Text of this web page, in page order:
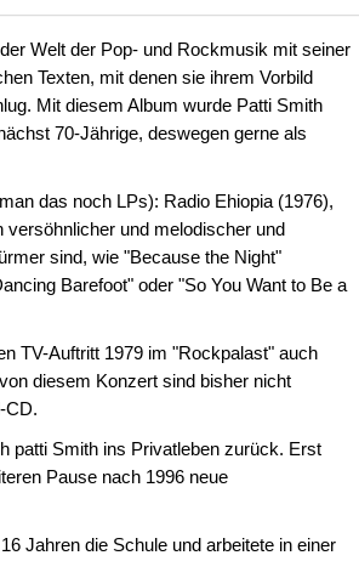
Welt der Pop- und Rockmusik mit seiner
Texten, mit denen sie ihrem Vorbild
Mit diesem Album wurde Patti Smith
70-Jährige, deswegen gerne als
das noch LPs): Radio Ehiopia (1976),
versöhnlicher und melodischer und
sind, wie "Because the Night"
Barefoot" oder "So You Want to Be a
TV-Auftritt 1979 im "Rockpalast" auch
diesem Konzert sind bisher nicht
CD.
patti Smith ins Privatleben zurück. Erst
Pause nach 1996 neue
Jahren die Schule und arbeitete in einer